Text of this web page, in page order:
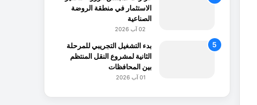
الاستثمار في منطقة الروضة
الصناعية
02 آب 2026
بدء التشغيل التجريبي للمرحلة
الثانية لمشروع النقل المنتظم
بين المحافظات
01 آب 2026